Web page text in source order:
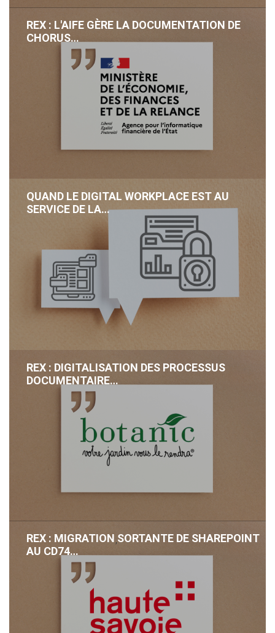
REX : L'AIFE GÈRE LA DOCUMENTATION DE
CHORUS…
QUAND LE DIGITAL WORKPLACE EST AU
SERVICE DE LA…
REX : DIGITALISATION DES PROCESSUS
DOCUMENTAIRE…
,
REX : MIGRATION SORTANTE DE SHAREPOINT
AU CD74…